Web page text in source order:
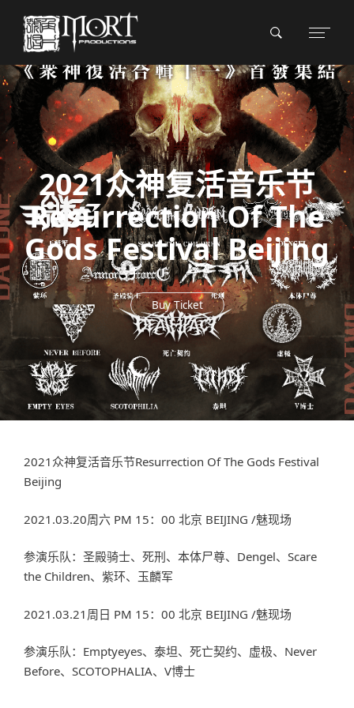
2021众神复活音乐节
Resurrection Of The
Gods Festival Beijing
Buy Ticket
2021众神复活音乐节Resurrection Of The Gods Festival
Beijing
2021.03.20周六 PM 15：00 北京 BEIJING /魅现场
参演乐队：圣殿骑士、死刑、本体尸尊、Dengel、Scare
the Children、紫环、玉麟军
2021.03.21周日 PM 15：00 北京 BEIJING /魅现场
参演乐队：Emptyeyes、泰坦、死亡契约、虚极、Never
Before、SCOTOPHALIA、V博士